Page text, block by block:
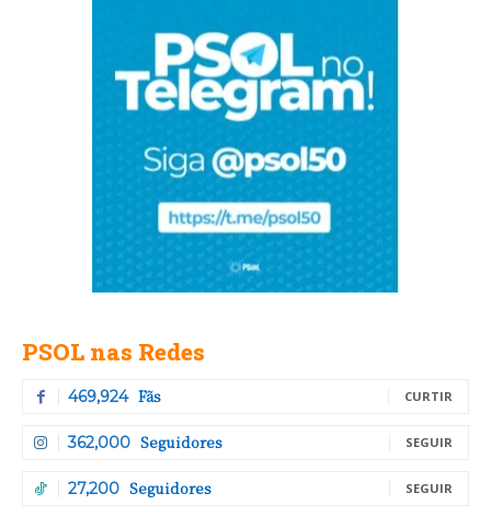
PSOL nas Redes
469,924 Fãs CURTIR
362,000 Seguidores SEGUIR
27,200 Seguidores SEGUIR